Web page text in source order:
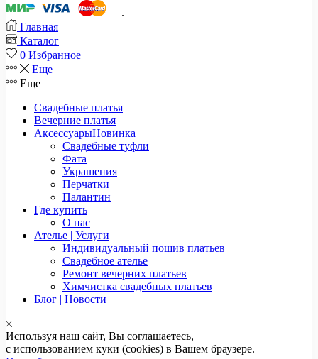
.
Главная
Каталог
0 Избранное
Еще
Еще
Свадебные платья
Вечерние платья
АксессуарыНовинка
Свадебные туфли
Фата
Украшения
Перчатки
Палантин
Где купить
О нас
Ателье | Услуги
Индивидуальный пошив платьев
Свадебное ателье
Ремонт вечерних платьев
Химчистка свадебных платьев
Блог | Новости
Используя наш сайт, Вы соглашаетесь,
с использованием куки (cookies) в Вашем браузере.